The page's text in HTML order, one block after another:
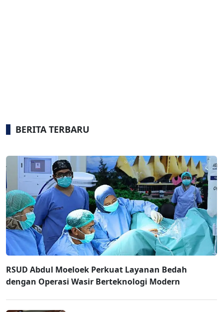
BERITA TERBARU
RSUD Abdul Moeloek Perkuat Layanan Bedah
dengan Operasi Wasir Berteknologi Modern